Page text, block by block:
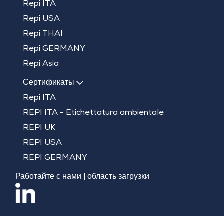
Repi ITA
Repi USA
Repi THAI
Repi GERMANY
Repi Asia
Сертификаты
Repi ITA
REPI ITA - Etichettatura ambientale
REPI UK
REPI USA
REPI GERMANY
Работайте с нами |область загрузки